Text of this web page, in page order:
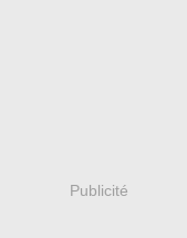
Publicité